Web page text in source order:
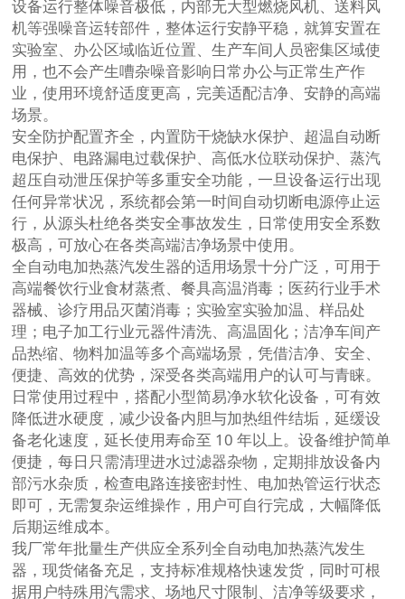
设备运行整体噪音极低，内部无大型燃烧风机、送料风
机等强噪音运转部件，整体运行安静平稳，就算安置在
实验室、办公区域临近位置、生产车间人员密集区域使
用，也不会产生嘈杂噪音影响日常办公与正常生产作
业，使用环境舒适度更高，完美适配洁净、安静的高端
场景。
安全防护配置齐全，内置防干烧缺水保护、超温自动断
电保护、电路漏电过载保护、高低水位联动保护、蒸汽
超压自动泄压保护等多重安全功能，一旦设备运行出现
任何异常状况，系统都会第一时间自动切断电源停止运
行，从源头杜绝各类安全事故发生，日常使用安全系数
极高，可放心在各类高端洁净场景中使用。
全自动电加热蒸汽发生器的适用场景十分广泛，可用于
高端餐饮行业食材蒸煮、餐具高温消毒；医药行业手术
器械、诊疗用品灭菌消毒；实验室实验加温、样品处
理；电子加工行业元器件清洗、高温固化；洁净车间产
品热缩、物料加温等多个高端场景，凭借洁净、安全、
便捷、高效的优势，深受各类高端用户的认可与青睐。
日常使用过程中，搭配小型简易净水软化设备，可有效
降低进水硬度，减少设备内胆与加热组件结垢，延缓设
备老化速度，延长使用寿命至 10 年以上。设备维护简单
便捷，每日只需清理进水过滤器杂物，定期排放设备内
部污水杂质，检查电路连接密封性、电加热管运行状态
即可，无需复杂运维操作，用户可自行完成，大幅降低
后期运维成本。
我厂常年批量生产供应全系列全自动电加热蒸汽发生
器，现货储备充足，支持标准规格快速发货，同时可根
据用户特殊用汽需求、场地尺寸限制、洁净等级要求，